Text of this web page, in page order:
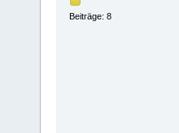
Beiträge: 8